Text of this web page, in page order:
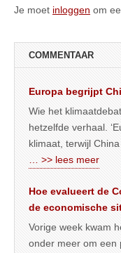
Je moet inloggen om
COMMENTAAR
Europa begrijpt
Wie het
hetzelfde verhaal.
klimaat, terwijl
… >> lees meer
Hoe evalueert de
de economische
Vorige week kwam
onder meer om een